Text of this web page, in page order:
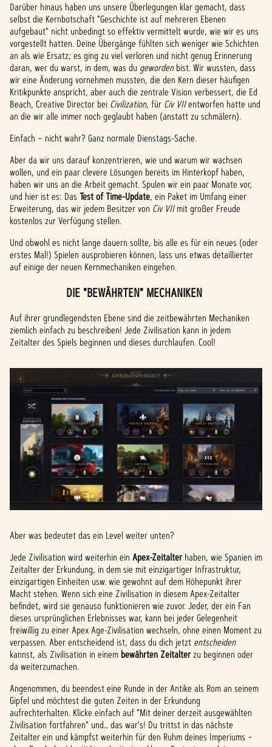
Darüber hinaus haben uns unsere Überlegungen klar gemacht, dass
selbst die Kernbotschaft "Geschichte ist auf mehreren Ebenen
aufgebaut" nicht unbedingt so effektiv vermittelt wurde, wie wir es uns
vorgestellt hatten. Deine Übergänge fühlten sich weniger wie Schichten
an als wie Ersatz; es ging zu viel verloren und nicht genug Erinnerung
daran, wer du warst, in dem, was du gewordenbist. Wir wussten, dass
wir eine Änderung vornehmen mussten, die den Kern dieser häufigen
Kritikpunkte anspricht, aber auch die zentrale Vision verbessert, die Ed
Beach, Creative Director bei Civilization, für Civ VIIentworfen hatte und
an die wir alle immer noch geglaubt haben (anstatt zu schmälern).
Einfach – nicht wahr? Ganz normale Dienstags-Sache.
Aber da wir uns darauf konzentrieren, wie und warum wir wachsen
wollen, und ein paar clevere Lösungen bereits im Hinterkopf haben,
haben wir uns an die Arbeit gemacht. Spulen wir ein paar Monate vor,
und hier ist es: Das Test of Time-Update, ein Paket im Umfang einer
Erweiterung, das wir jedem Besitzer von Civ VIImit großer Freude
kostenlos zur Verfügung stellen.
Und obwohl es nicht lange dauern sollte, bis alle es für ein neues (oder
erstes Mal!) Spielen ausprobieren können, lass uns etwas detaillierter
auf einige der neuen Kernmechaniken eingehen.
DIE "BEWÄHRTEN" MECHANIKEN
Auf ihrer grundlegendsten Ebene sind die zeitbewährten Mechaniken
ziemlich einfach zu beschreiben! Jede Zivilisation kann in jedem
Zeitalter des Spiels beginnen und dieses durchlaufen. Cool!
Aber was bedeutet das ein Level weiter unten?
Jede Zivilisation wird weiterhin ein Apex-Zeitalterhaben, wie Spanien im
Zeitalter der Erkundung, in dem sie mit einzigartiger Infrastruktur,
einzigartigen Einheiten usw. wie gewohnt auf dem Höhepunkt ihrer
Macht stehen. Wenn sich eine Zivilisation in diesem Apex-Zeitalter
befindet, wird sie genauso funktionieren wie zuvor. Jeder, der ein Fan
dieses ursprünglichen Erlebnisses war, kann bei jeder Gelegenheit
freiwillig zu einer Apex Age-Zivilisation wechseln, ohne einen Moment zu
verpassen. Aber entscheidend ist, dass du dich jetzt entscheiden
kannst, als Zivilisation in einem bewährten Zeitalterzu beginnen oder
da weiterzumachen.
Angenommen, du beendest eine Runde in der Antike als Rom an seinem
Gipfel und möchtest die guten Zeiten in der Erkundung
aufrechterhalten. Klicke einfach auf "Mit deiner derzeit ausgewählten
Zivilisation fortfahren" und… das war's! Du trittst in das nächste
Zeitalter ein und kämpfst weiterhin für den Ruhm deines Imperiums –